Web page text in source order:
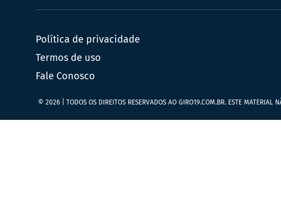
Política de privacidade
Termos de uso
Fale Conosco
© 2026 | TODOS OS DIREITOS RESERVADOS AO GIRO19.COM.BR. ESTE MATERIAL